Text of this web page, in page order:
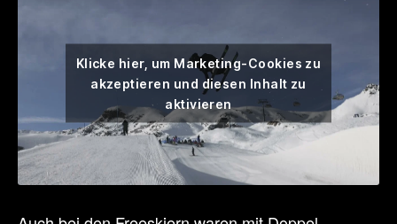
Klicke hier, um Marketing-Cookies zu
akzeptieren und diesen Inhalt zu
aktivieren